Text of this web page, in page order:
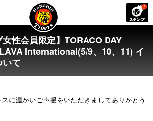
女性会員限定】TORACO DAY
International(5/9、10、11) イ
いて
に温かいご声援をいただきましてありがとう